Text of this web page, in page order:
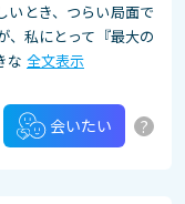
いとき、つらい局面で
、私にとって『最大の
な 全文表示
会いたい ?